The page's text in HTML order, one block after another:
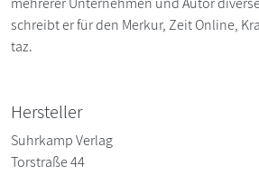
schreibt er für den Merkur, Zeit Online,
taz.
Hersteller
Suhrkamp Verlag
Torstraße 44